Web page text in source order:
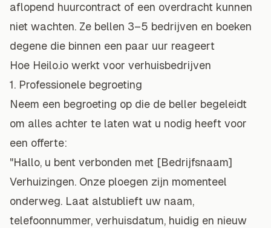
aflopend huurcontract of een overdracht kunnen
niet wachten. Ze bellen 3–5 bedrijven en boeken
degene die binnen een paar uur reageert
Hoe Heilo.io werkt voor verhuisbedrijven
1. Professionele begroeting
Neem een begroeting op die de beller begeleidt
om alles achter te laten wat u nodig heeft voor
een offerte:
"Hallo, u bent verbonden met [Bedrijfsnaam]
Verhuizingen. Onze ploegen zijn momenteel
onderweg. Laat alstublieft uw naam,
telefoonnummer, verhuisdatum, huidig en nieuw